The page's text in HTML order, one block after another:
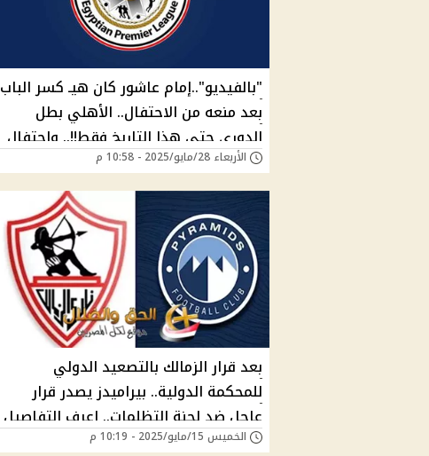
"بالفيديو"..إمام عاشور كان هيـ كسر الباب
بعد منعه من الاحتفال.. الأهلي بطل
الدوري حتى هذا التاريخ فقط!!.. واحتفال
لاعبي بيراميدز بالدرع!!.. ماذا يحدث
الأربعاء 28/مايو/2025 - 10:58 م
بعد قرار الزمالك بالتصعيد الدولي
للمحكمة الدولية.. بيراميدز يصدر قرار
عاجل ضد لجنة التظلمات.. اعرف التفاصيل
والحـ رب الرياضية القادمة
الخميس 15/مايو/2025 - 10:19 م